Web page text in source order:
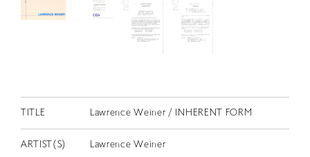
出演者
TITLE Lawrence Weiner / INHERENT FORM
ARTIST(S) Lawrence Weiner